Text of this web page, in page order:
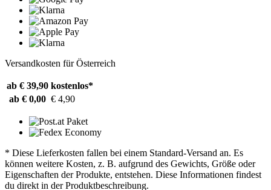
Versandkosten für Österreich
ab € 39,90 kostenlos*
ab € 0,00 € 4,90
* Diese Lieferkosten fallen bei einem Standard-Versand an. Es
können weitere Kosten, z. B. aufgrund des Gewichts, Größe oder
Eigenschaften der Produkte, entstehen. Diese Informationen findest
du direkt in der Produktbeschreibung.